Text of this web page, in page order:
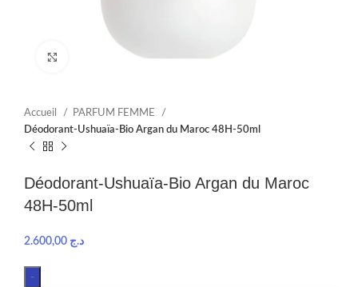
Click to enlarge
Accueil
PARFUM FEMME
Déodorant-Ushuaïa-Bio Argan du Maroc 48H-50ml
Déodorant-Ushuaïa-Bio Argan du Maroc
48H-50ml
د.ج